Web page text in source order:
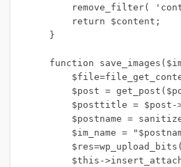
remove_filter(
        return $content;
    }
function
$post =
$posttitle = $post-
$postname =
$im_name =
$this-